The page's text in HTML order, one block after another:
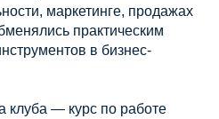
маркетинге, продажах
практическим
в бизнес-
клуба — курс по работе